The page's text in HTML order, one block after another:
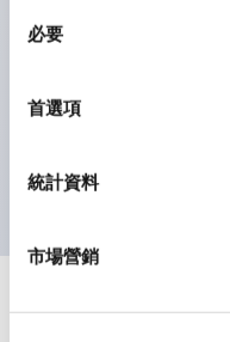
必要
首選項
統計資料
市場營銷
顏色。
支援色彩通用設計（
示燈的亮燈/熄燈狀態
符合 ISO 3864-4 安
顏色表現更明確鮮明，